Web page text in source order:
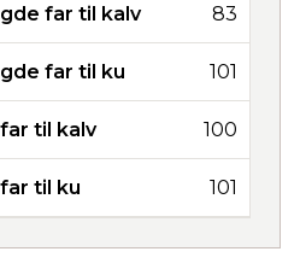
far til kalv 83
far til ku 101
til kalv 100
til ku 101